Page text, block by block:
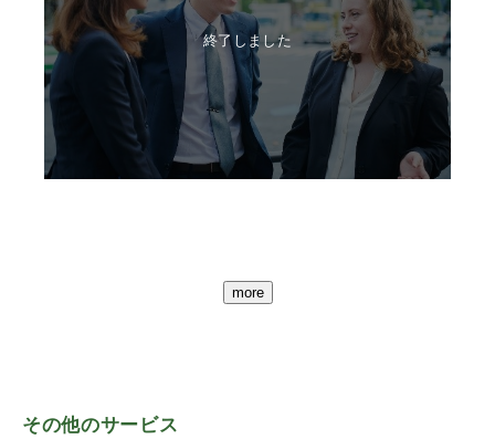
終了しました
more
その他のサービス